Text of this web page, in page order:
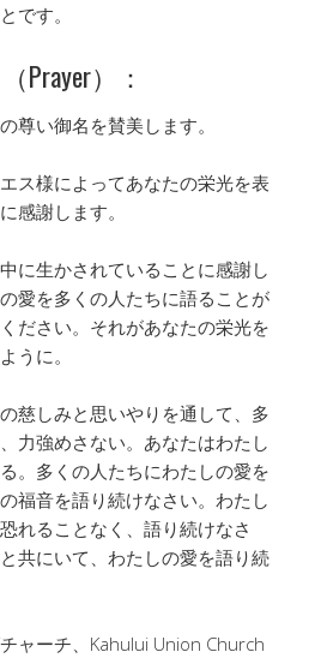
です。
Prayer）：
尊い御名を賛美します。
ス様によってあなたの栄光を表
感謝します。
に生かされていることに感謝し
愛を多くの人たちに語ることが
ださい。それがあなたの栄光を
うに。
慈しみと思いやりを通して、多
力強めさない。あなたはわたし
。多くの人たちにわたしの愛を
福音を語り続けなさい。わたし
れることなく、語り続けなさ
共にいて、わたしの愛を語り続
ャーチ、Kahului Union Church